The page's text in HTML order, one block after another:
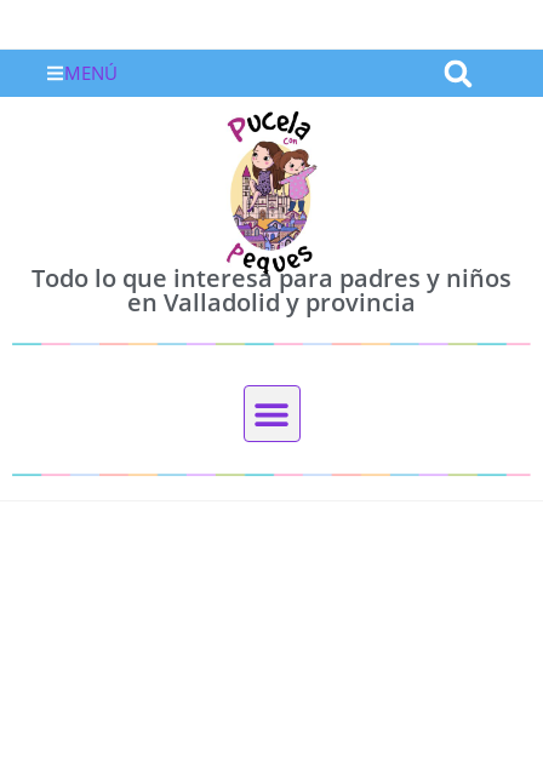
MENÚ
Todo lo que interesa para padres y niños
en Valladolid y provincia